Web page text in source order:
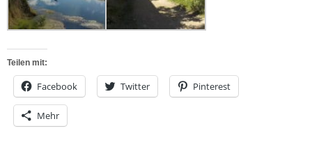
Teilen mit:
Facebook Twitter Pinterest
Mehr